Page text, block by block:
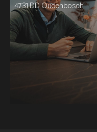
4731 DD Oudenbosch